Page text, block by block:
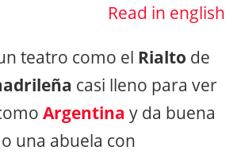
Read in english
teatro como el Rialto de
casi lleno para ver
Argentina y da buena
una abuela con